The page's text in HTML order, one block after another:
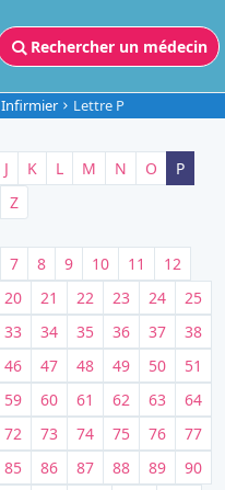
Rechercher un médecin
Infirmier Lettre P
J K L M N O
P
Z
7 8 9 10 11
12
20 21 22 23 24
25
33 34 35 36 37
38
46 47 48 49 50
51
59 60 61 62 63
64
72 73 74 75 76
77
85 86 87 88 89
90